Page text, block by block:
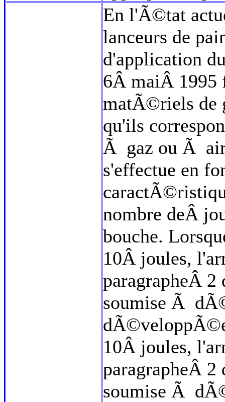
En l'Ã©tat
lanceurs de
d'application
6Â maiÂ
matÃ©riels de
qu'ils
Ã gaz ou Ã
s'effectue en
nombre deÂ
bouche.
10Â joules,
paragrapheÂ
soumise Ã
10Â joules,
paragrapheÂ
soumise Ã